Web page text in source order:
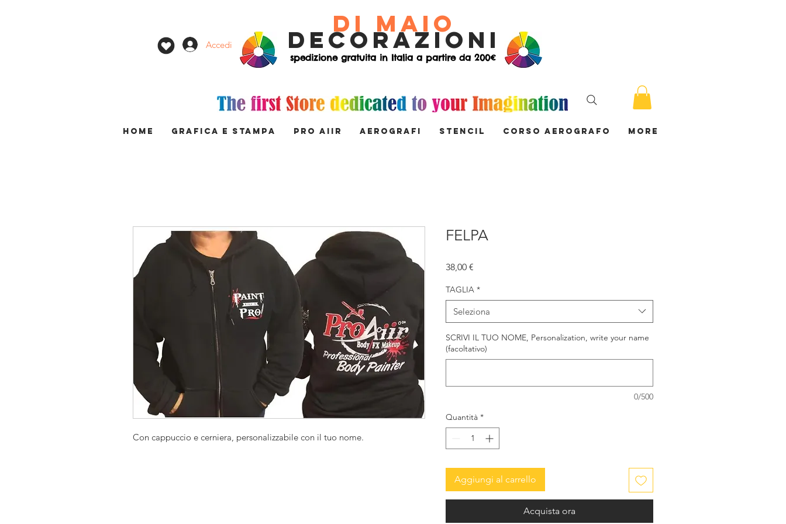
di Maio
decorazioni
Accedi
spedizione gratuita in Italia a partire da 200€
HOME GRAFICA E STAMPA PRO AIIR AEROGRAFI STENCIL Corso Aerografo More
Con cappuccio e cerniera, personalizzabile con il tuo nome.
FELPA
38,00 €
TAGLIA *
Seleziona
SCRIVI IL TUO NOME, Personalization, write your name
(facoltativo)
0/500
Quantità *
Aggiungi al carrello
Acquista ora